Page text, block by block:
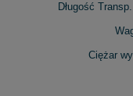
Długość
Ciężar